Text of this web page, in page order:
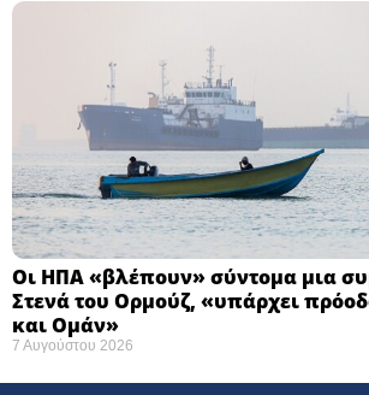
Οι ΗΠΑ «βλέπουν» σύντομα μια
Στενά του Ορμούζ, «υπάρχει
και Ομάν»
7 Αυγούστου 2026